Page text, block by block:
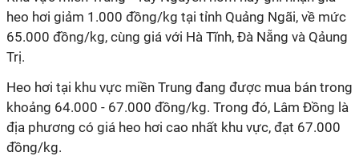
heo hơi giảm 1.000 đồng/kg tại tỉnh Quảng Ngãi, về mức
65.000 đồng/kg, cùng giá với Hà Tĩnh, Đà Nẵng và Qảung
Trị.
Heo hơi tại khu vực miền Trung đang được mua bán trong
khoảng 64.000 - 67.000 đồng/kg. Trong đó, Lâm Đồng là
địa phương có giá heo hơi cao nhất khu vực, đạt 67.000
đồng/kg.